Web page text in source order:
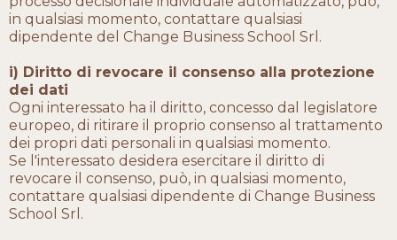
in qualsiasi momento, contattare qualsiasi
dipendente del Change Business School Srl.
i) Diritto di revocare il consenso alla protezione
dei dati
Ogni interessato ha il diritto, concesso dal legislatore
europeo, di ritirare il proprio consenso al trattamento
dei propri dati personali in qualsiasi momento.
Se l'interessato desidera esercitare il diritto di
revocare il consenso, può, in qualsiasi momento,
contattare qualsiasi dipendente di Change Business
School Srl.